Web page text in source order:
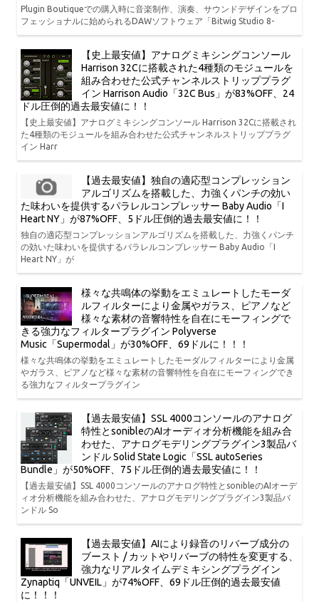
Plugin Boutiqueでの購入時に音楽制作、演奏、サウンドデザインをプロ
フェッショナルに始められるDAWソフトウェア「Bitwig Studio 8-
【史上最安値】アナログミキシングコンソール
Harrison 32Cに搭載された4種類のモジュールを
組み合わせた公式チャンネルストリッププラグ
イン Harrison Audio「32C Bus」が83%OFF、24
ドル圧倒的過去最安値に！！
【史上最安値】アナログミキシングコンソール Harrison 32Cに搭載され
た4種類のモジュールを組み合わせた公式チャンネルストリッププラグ
イン Harr
【過去最安値】独自の適応型コンプレッション
アルゴリズムを搭載した、力強くパンチの効い
た味わいを提供するパラレルコンプレッサー Baby Audio「I
Heart NY」が87%OFF、5ドル圧倒的過去最安値に！！
独自の適応型コンプレッションアルゴリズムを搭載した、力強くパンチ
の効いた味わいを提供するパラレルコンプレッサー Baby Audio「I
Heart NY」が
様々な共鳴体の挙動をエミュレートしたモーダ
ルフィルターにより金属やガラス、ピアノなど
様々な素材の音響特性を自在にモーフィングで
きる強力なフィルタープラグイン Polyverse
Music「Supermodal」が30%OFF、69ドルに！！！
様々な共鳴体の挙動をエミュレートしたモーダルフィルターにより金属
やガラス、ピアノなど様々な素材の音響特性を自在にモーフィングでき
る強力なフィルタープラグイン
【過去最安値】SSL 4000コンソールのアナログ
特性とsonibleのAIオーディオ分析機能を組み合
わせた、アナログモデリングプラグイン3製品バ
ンドル Solid State Logic「SSL autoSeries
Bundle」が50%OFF、75ドル圧倒的過去最安値に！！
【過去最安値】SSL 4000コンソールのアナログ特性とsonibleのAIオーデ
ィオ分析機能を組み合わせた、アナログモデリングプラグイン3製品バ
ンドル So
【過去最安値】AIにより録音のリバーブ成分の
ブースト / カットやリバーブの特性を変更する、
強力なリアルタイムデミキシングプラグイン
Zynaptiq「UNVEIL」が74%OFF、69ドル圧倒的過去最安値
に！！！